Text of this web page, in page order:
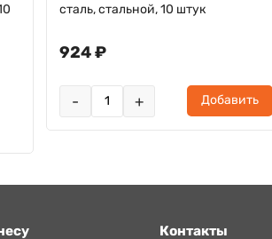
сталь, стальной, 10 штук
924 ₽
- + Добавить
Контакты